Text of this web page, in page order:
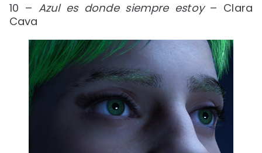
10 – Azul es donde siempre estoy – Clara
Cava